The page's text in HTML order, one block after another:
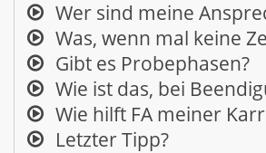
Wer sind meine
Was, wenn mal keine
Gibt es Probephasen?
Wie ist das, bei
Wie hilft FA meiner
Letzter Tipp?